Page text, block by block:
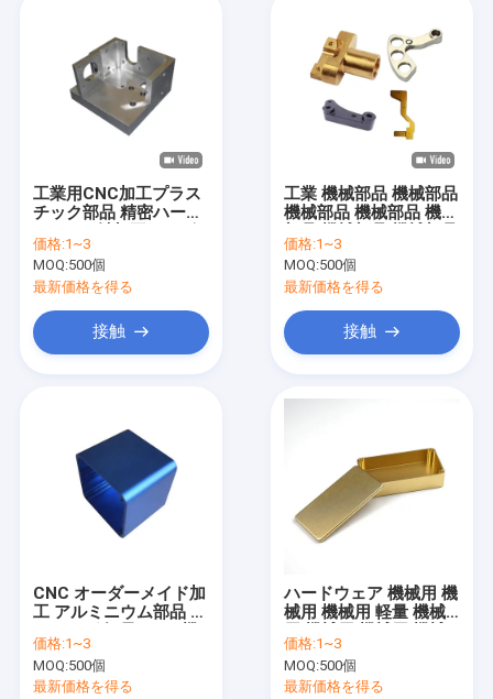
工業用CNC加工プラス
チック部品 精密ハード
ス
価格:1~3
MOQ:500個
最新価格を得る
接触
工業 機械部品 機械部品
機械部品 機械部品 機械
価格:1~3
MOQ:500個
最新価格を得る
接触
CNC オーダーメイド加
工 アルミニウム部品 ハ
械 ハウジング
価格:1~3
MOQ:500個
最新価格を得る
ハードウェア 機械用 機
械用 機械用 軽量 機械
用 機械用 機械用 機械
用 機械用 機械用 機械
用 機械用 機械用 機械
価格:1~3
MOQ:500個
最新価格を得る